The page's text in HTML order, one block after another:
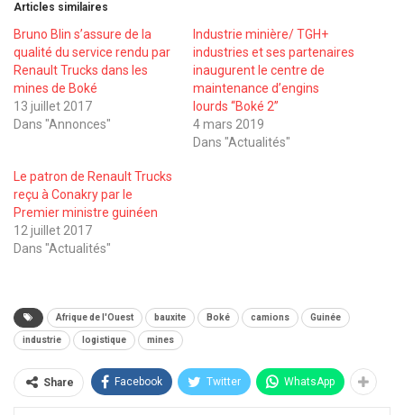
Articles similaires
Bruno Blin s’assure de la
qualité du service rendu par
Renault Trucks dans les
mines de Boké
13 juillet 2017
Dans "Annonces"
Industrie minière/ TGH+
industries et ses partenaires
inaugurent le centre de
maintenance d’engins
lourds ‘‘Boké 2’’
4 mars 2019
Dans "Actualités"
Le patron de Renault Trucks
reçu à Conakry par le
Premier ministre guinéen
12 juillet 2017
Dans "Actualités"
Afrique de l'Ouest bauxite Boké camions Guinée
industrie logistique mines
Share Facebook Twitter WhatsApp